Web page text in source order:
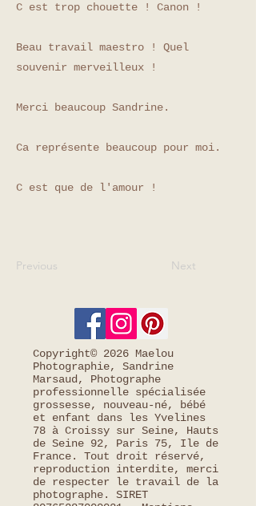
C est trop chouette ! Canon !
Beau travail maestro ! Quel
souvenir merveilleux !
Merci beaucoup Sandrine.
Ca représente beaucoup pour moi.
C est que de l'amour !
Previous Next
Copyright© 2026 Maelou
Photographie, Sandrine
Marsaud, Photographe
professionnelle spécialisée
grossesse, nouveau-né, bébé
et enfant dans les Yvelines
78 à Croissy sur Seine, Hauts
de Seine 92, Paris 75, Ile de
France. Tout droit réservé,
reproduction interdite, merci
de respecter le travail de la
photographe. SIRET